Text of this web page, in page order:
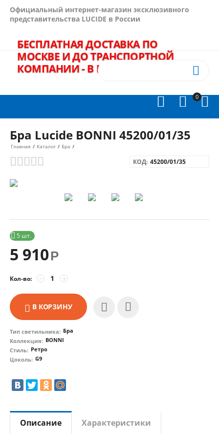
Официальный интернет-магазин эксклюзивного
представительства LUCIDE в России
БЕСПЛАТНАЯ ДОСТАВКА ПО
МОСКВЕ И ДО ТРАНСПОРТНОЙ
КОМПАНИИ - В ПОДАРОК!
0 



Бра Lucide BONNI 45200/01/35
Главная / Каталог / Бра /
КОД: 45200/01/35
5 шт.

5 910Р
Кол-во: +
−
В КОРЗИНУ
Тип светильника: Бра
Коллекция: BONNI
Стиль: Ретро
Цоколь: G9
Описание Характеристики